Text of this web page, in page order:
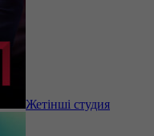
Жетінші студия